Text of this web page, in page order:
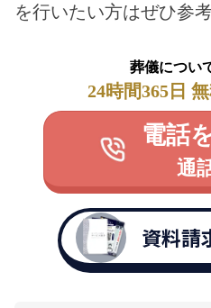
を行いたい方はぜひ参
葬儀につい
24時間365日
電話
通
資料請